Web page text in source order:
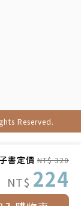
書定價 NT$ 320
NT$ 224
Reserved.